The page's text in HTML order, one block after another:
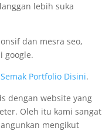
lebih suka
dan mesra seo,
google.
Semak Portfolio Disini.
dengan website yang
Oleh itu kami sangat
mengikut